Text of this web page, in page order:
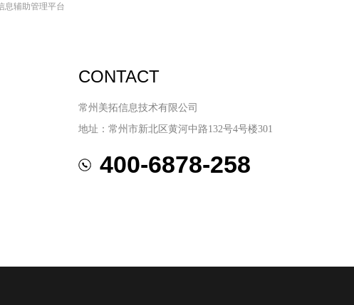
息辅助管理平台
CONTACT
常州美拓信息技术有限公司
地址：常州市新北区黄河中路132号4号楼301
400-6878-258